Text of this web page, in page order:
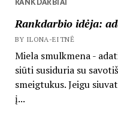
Rankdarbio idėja:
BY ILONA-EITNĖ
Miela smulkmena -
siūti susiduria su
smeigtukus. Jeigu
į...